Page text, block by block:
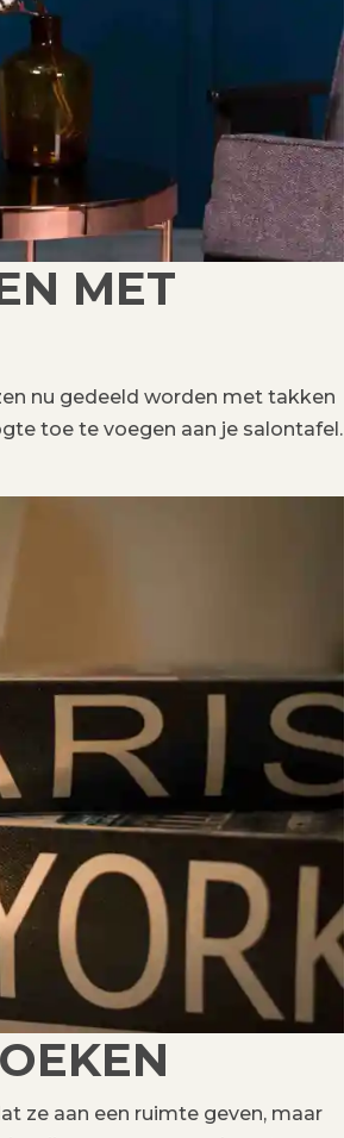
MET
​​nu gedeeld worden met takken
toe te voegen aan je salontafel.
ze aan een ruimte geven, maar